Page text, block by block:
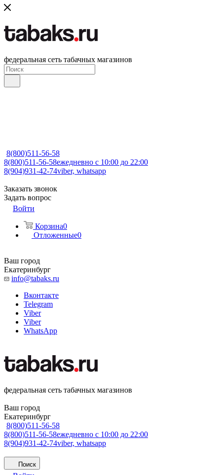
федеральная сеть табачных магазинов
8(800)511-56-58
8(800)511-56-58ежедневно с 10:00 до 22:00
8(904)931-42-74viber, whatsapp
Заказать звонок
Задать вопрос
Войти
Корзина0
Отложенные0
Ваш город
Екатеринбург
info@tabaks.ru
Вконтакте
Telegram
Viber
Viber
WhatsApp
федеральная сеть табачных магазинов
Ваш город
Екатеринбург
8(800)511-56-58
8(800)511-56-58ежедневно с 10:00 до 22:00
8(904)931-42-74viber, whatsapp
Поиск